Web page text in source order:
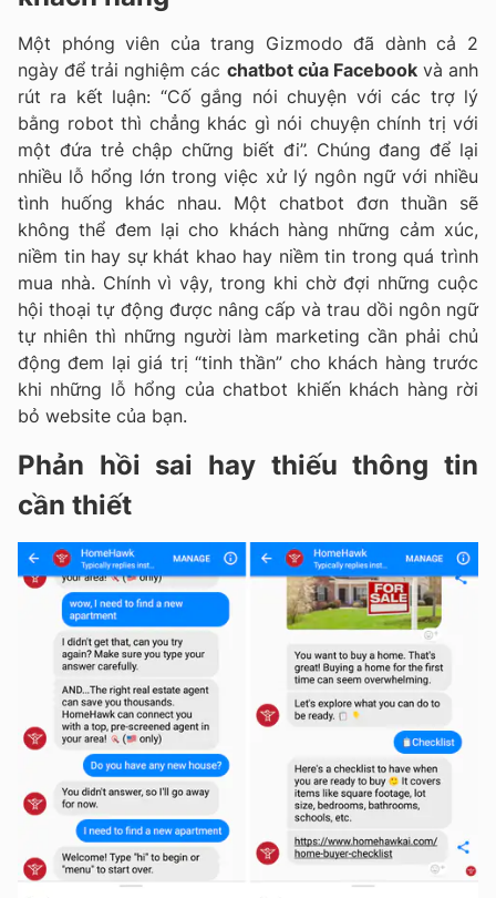
Một phóng viên của trang Gizmodo đã dành cả 2
ngày để trải nghiệm các chatbot của Facebookvà anh
rút ra kết luận: “Cố gắng nói chuyện với các trợ lý
bằng robot thì chẳng khác gì nói chuyện chính trị với
một đứa trẻ chập chững biết đi”. Chúng đang để lại
nhiều lỗ hổng lớn trong việc xử lý ngôn ngữ với nhiều
tình huống khác nhau. Một chatbot đơn thuần sẽ
không thể đem lại cho khách hàng những cảm xúc,
niềm tin hay sự khát khao hay niềm tin trong quá trình
mua nhà. Chính vì vậy, trong khi chờ đợi những cuộc
hội thoại tự động được nâng cấp và trau dồi ngôn ngữ
tự nhiên thì những người làm marketing cần phải chủ
động đem lại giá trị “tinh thần” cho khách hàng trước
khi những lỗ hổng của chatbot khiến khách hàng rời
bỏ website của bạn.
Phản hồi sai hay thiếu thông tin
cần thiết